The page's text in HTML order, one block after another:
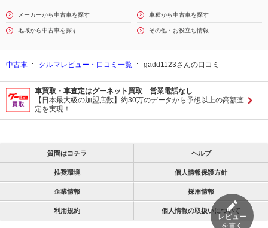
レビュー
を書く
メーカーから中古車を探す 車種から中古車を探す
地域から中古車を探す その他・お役立ち情報
中古車 クルマレビュー・口コミ一覧 gadd1123さんの口コミ
車買取・車査定はグーネット買取 営業電話なし
【日本最大級の加盟店数】約30万のデータから予想以上の高額査
定を実現！
質問はコチラ ヘルプ
推奨環境 個人情報保護方針
企業情報 採用情報
利用規約 個人情報の取扱いについて